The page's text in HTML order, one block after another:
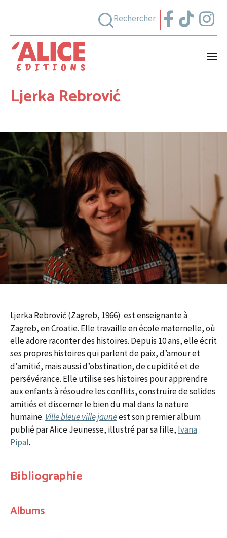
Rechercher
Ljerka Rebrović
Ljerka Rebrović (Zagreb, 1966) est enseignante à
Zagreb, en Croatie. Elle travaille en école maternelle, où
elle adore raconter des histoires. Depuis 10 ans, elle écrit
ses propres histoires qui parlent de paix, d’amour et
d’amitié, mais aussi d’obstination, de cupidité et de
persévérance. Elle utilise ses histoires pour apprendre
aux enfants à résoudre les conflits, construire de solides
amitiés et discerner le bien du mal dans la nature
humaine. Ville bleue ville jauneest son premier album
publié par Alice Jeunesse, illustré par sa fille, Ivana
Pipal.
Bibliographie
Albums